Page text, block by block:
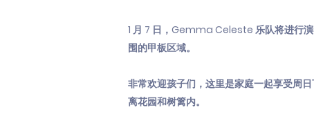
1 月 7 日，Gemma Celeste 乐队将进行
围的甲板区域。
非常欢迎孩子们，这里是家庭一起享受周
离花园和树篱内。